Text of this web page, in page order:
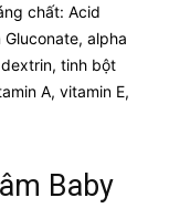
chất: Acid
alpha
tinh bột
A, vitamin E,
Baby